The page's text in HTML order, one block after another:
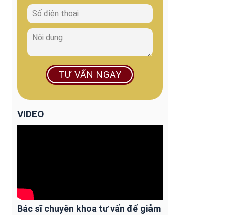
TƯ VẤN NGAY
VIDEO
Bác sĩ chuyên khoa tư vấn để giảm